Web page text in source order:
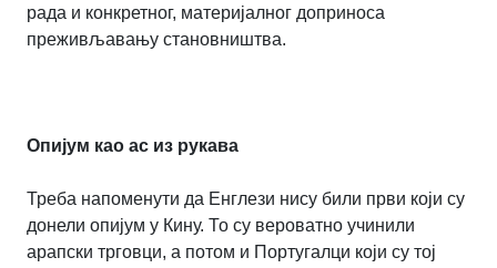
рада и конкретног, материјалног доприноса
преживљавању становништва.
Опијум као ас из рукава
Треба напоменути да Енглези нису били први који су
донели опијум у Кину. То су вероватно учинили
арапски трговци, а потом и Португалци који су тој